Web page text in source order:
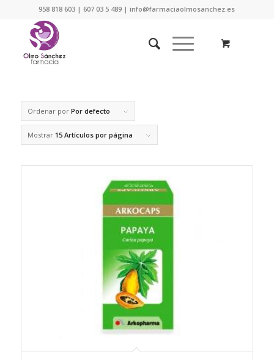
958 818 603 | 607 03 5 489 | info@farmaciaolmosanchez.es
Ordenar por Por defecto
Mostrar 15 Artículos por página